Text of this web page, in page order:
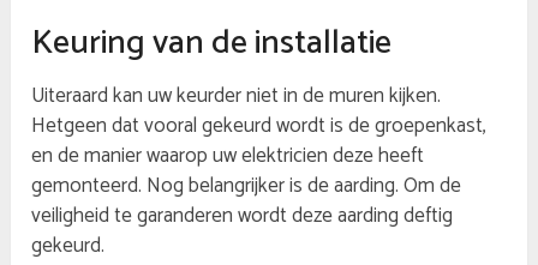
Keuring van de installatie
Uiteraard kan uw keurder niet in de muren kijken.
Hetgeen dat vooral gekeurd wordt is de groepenkast,
en de manier waarop uw elektricien deze heeft
gemonteerd. Nog belangrijker is de aarding. Om de
veiligheid te garanderen wordt deze aarding deftig
gekeurd.